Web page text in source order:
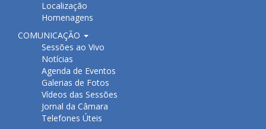
Localização
Homenagens
COMUNICAÇÃO
Sessões ao Vivo
Notícias
Agenda de Eventos
Galerias de Fotos
Vídeos das Sessões
Jornal da Câmara
Telefones Úteis